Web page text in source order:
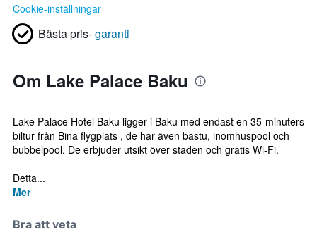
Cookie-inställningar
Bästa pris-garanti
Om Lake Palace Baku
Lake Palace Hotel Baku ligger i Baku med endast en 35-minuters
biltur från Bina flygplats , de har även bastu, inomhuspool och
bubbelpool. De erbjuder utsikt över staden och gratis Wi-Fi.
Detta...
Mer
Bra att veta